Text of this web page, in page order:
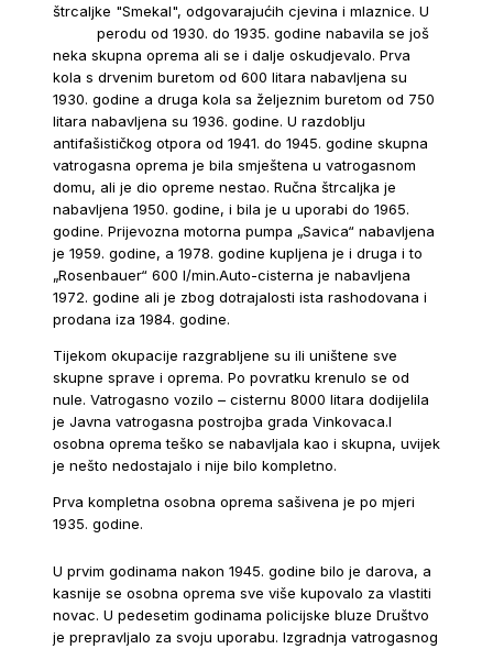
štrcaljke "Smekal", odgovarajućih cjevina i mlaznice. U
perodu od 1930. do 1935. godine nabavila se još
neka skupna oprema ali se i dalje oskudjevalo. Prva
kola s drvenim buretom od 600 litara nabavljena su
1930. godine a druga kola sa željeznim buretom od 750
litara nabavljena su 1936. godine. U razdoblju
antifašističkog otpora od 1941. do 1945. godine skupna
vatrogasna oprema je bila smještena u vatrogasnom
domu, ali je dio opreme nestao. Ručna štrcaljka je
nabavljena 1950. godine, i bila je u uporabi do 1965.
godine. Prijevozna motorna pumpa „Savica“ nabavljena
je 1959. godine, a 1978. godine kupljena je i druga i to
„Rosenbauer“ 600 l/min.Auto-cisterna je nabavljena
1972. godine ali je zbog dotrajalosti ista rashodovana i
prodana iza 1984. godine.
Tijekom okupacije razgrabljene su ili uništene sve
skupne sprave i oprema. Po povratku krenulo se od
nule. Vatrogasno vozilo – cisternu 8000 litara dodijelila
je Javna vatrogasna postrojba grada Vinkovaca.I
osobna oprema teško se nabavljala kao i skupna, uvijek
je nešto nedostajalo i nije bilo kompletno.
Prva kompletna osobna oprema sašivena je po mjeri
1935. godine.
U prvim godinama nakon 1945. godine bilo je darova, a
kasnije se osobna oprema sve više kupovalo za vlastiti
novac. U pedesetim godinama policijske bluze Društvo
je prepravljalo za svoju uporabu. Izgradnja vatrogasnog